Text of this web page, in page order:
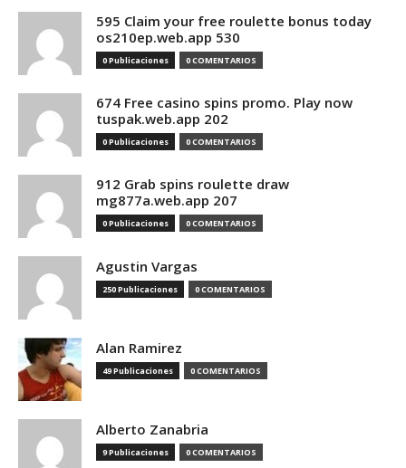
595 Claim your free roulette bonus today
os210ep.web.app 530
0 Publicaciones 0 COMENTARIOS
674 Free casino spins promo. Play now
tuspak.web.app 202
0 Publicaciones 0 COMENTARIOS
912 Grab spins roulette draw
mg877a.web.app 207
0 Publicaciones 0 COMENTARIOS
Agustin Vargas
250 Publicaciones 0 COMENTARIOS
Alan Ramirez
49 Publicaciones 0 COMENTARIOS
Alberto Zanabria
9 Publicaciones 0 COMENTARIOS